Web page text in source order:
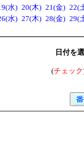
水) 20(木) 21(金) 22(
水) 27(木) 28(金) 29(
日付を
(チェック